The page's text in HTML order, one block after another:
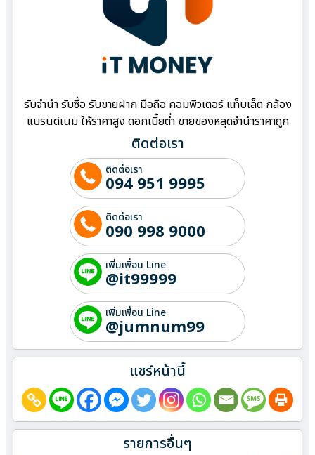
รับจำนำ รับซื้อ รับขายฝาก มือถือ คอมพิวเตอร์ แท็บเล็ต กล้อง
แบรนด์เนม ให้ราคาสูง ดอกเบี้ยต่ำ ขายของหลุดจำนำราคาถูก
ติดต่อเรา
ติดต่อเรา
094 951 9995
ติดต่อเรา
090 998 9000
เพิ่มเพื่อน Line
@it99999
เพิ่มเพื่อน Line
@jumnum99
แชร์หน้านี้
รายการอื่นๆ